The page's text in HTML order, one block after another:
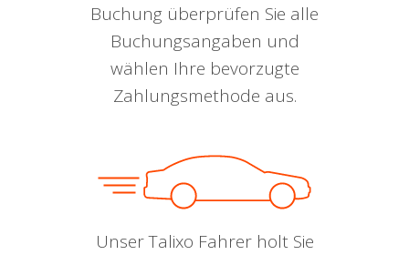
Buchung überprüfen Sie alle
Buchungsangaben und
wählen Ihre bevorzugte
Zahlungsmethode aus.
Unser Talixo Fahrer holt Sie